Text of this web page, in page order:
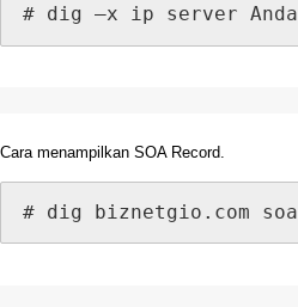
# dig –x ip server Anda
Cara menampilkan SOA Record.
# dig biznetgio . com soa